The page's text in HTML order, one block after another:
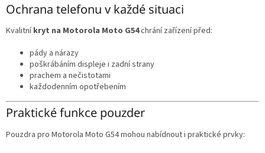
Ochrana telefonu v každé situaci
Kvalitníkryt na Motorola Moto G54chrání zařízení před:
pády a nárazy
poškrábáním displeje i zadní strany
prachem a nečistotami
každodenním opotřebením
Praktické funkce pouzder
Pouzdra pro Motorola Moto G54 mohou nabídnout i praktické prvky: